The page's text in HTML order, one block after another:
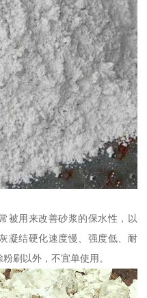
被用来改善砂浆的保水性，以
凝结硬化速度慢、强度低、耐
刷以外，不宜单使用。